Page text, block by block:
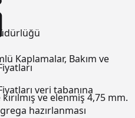
veri tabanına
Kaplamalar, Bakım ve
ve elenmiş 4,75 mm.
hazırlanması